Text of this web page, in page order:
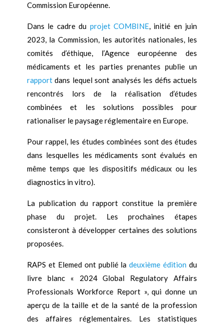
Commission Européenne.
Dans le cadre du projet COMBINE, initié en juin
2023, la Commission, les autorités nationales, les
comités d’éthique, l’Agence européenne des
médicaments et les parties prenantes publie un
rapportdans lequel sont analysés les défis actuels
rencontrés lors de la réalisation d’études
combinées et les solutions possibles pour
rationaliser le paysage réglementaire en Europe.
Pour rappel, les études combinées sont des études
dans lesquelles les médicaments sont évalués en
même temps que les dispositifs médicaux ou les
diagnostics in vitro).
La publication du rapport constitue la première
phase du projet. Les prochaines étapes
consisteront à développer certaines des solutions
proposées.
RAPS et Elemed ont publié ladeuxième édition du
livre blanc « 2024 Global Regulatory Affairs
Professionals Workforce Report », qui donne un
aperçu de la taille et de la santé de la profession
des affaires réglementaires. Les statistiques